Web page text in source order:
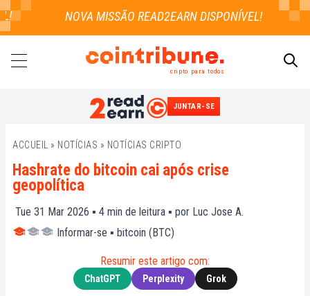
cripto para todos
JUNTAR-SE
ACCUEIL » NOTÍCIAS » NOTÍCIAS CRIPTO
Hashrate do bitcoin cai após crise
geopolítica
Tue 31 Mar 2026 ▪ 4 min de leitura ▪ por Luc Jose A.
Informar-se ▪ bitcoin (BTC)
Resumir este artigo com:
ChatGPT Perplexity Grok